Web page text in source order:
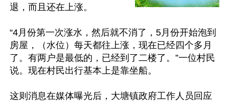
退，而且还在上涨。
“4月份第一次涨水，然后就不消了，5月份开始泡到
房屋，（水位）每天都往上涨，现在已经四个多月
了。有两户是最低的，已经到了二楼了。”一位村民
说。现在村民出行基本上是靠坐船。
这则消息在媒体曝光后，大塘镇政府工作人员回应